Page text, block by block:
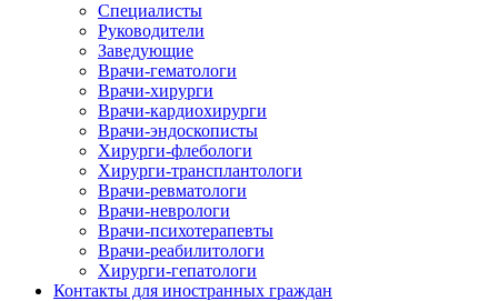
Специалисты
Руководители
Заведующие
Врачи-гематологи
Врачи-хирурги
Врачи-кардиохирурги
Врачи-эндоскописты
Хирурги-флебологи
Хирурги-трансплантологи
Врачи-ревматологи
Врачи-неврологи
Врачи-психотерапевты
Врачи-реабилитологи
Хирурги-гепатологи
Контакты для иностранных граждан